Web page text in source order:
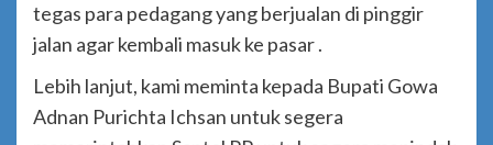
tegas para pedagang yang berjualan di pinggir
jalan agar kembali masuk ke pasar .
Lebih lanjut, kami meminta kepada Bupati Gowa
Adnan Purichta Ichsan untuk segera